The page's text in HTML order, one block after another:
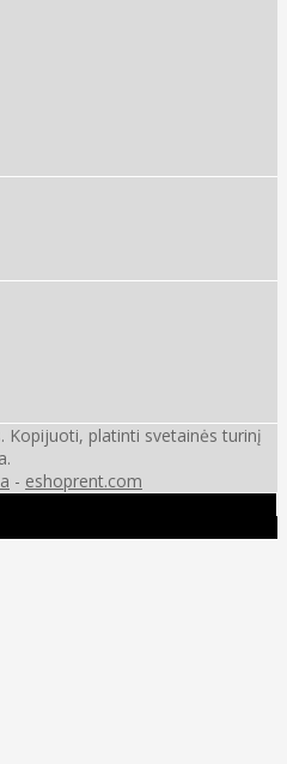
Kopijuoti, platinti svetainės turinį
- eshoprent.com